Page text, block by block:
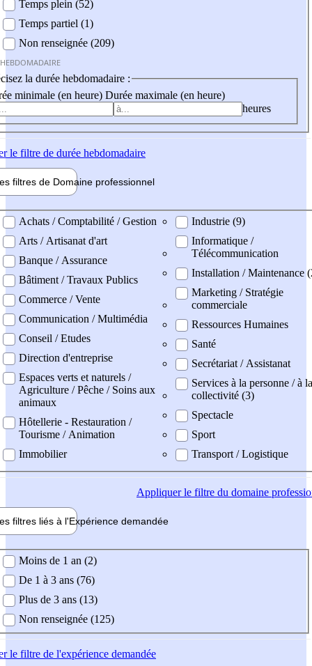
Temps plein (52)
Temps partiel (1)
Non renseignée (209)
la durée hebdomadaire :
minimale (en heure) Durée maximale (en heure)
heures
le filtre de durée hebdomadaire
filtres de Domaine professionnel
professionel
Achats / Comptabilité / Gestion
Arts / Artisanat d'art
Banque / Assurance
Bâtiment / Travaux Publics
Commerce / Vente
Communication / Multimédia
Conseil / Etudes
Direction d'entreprise
Espaces verts et naturels /
Agriculture / Pêche / Soins aux
animaux
Hôtellerie - Restauration /
Tourisme / Animation
Immobilier
Industrie (9)
Informatique /
Télécommunication
Installation / Maintenance
Marketing / Stratégie
commerciale
Ressources Humaines
Santé
Secrétariat / Assistanat
Services à la personne / à la
collectivité (3)
Spectacle
Sport
Transport / Logistique
Appliquerle filtre du domaine
filtres liés à l'Expérience demandée
demandée
Moins de 1 an (2)
De 1 à 3 ans (76)
Plus de 3 ans (13)
Non renseignée (125)
le filtre de l'expérience demandée